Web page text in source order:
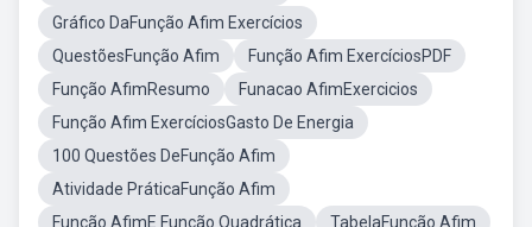
Gráfico DaFunção Afim Exercícios
QuestõesFunção Afim
Função Afim ExercíciosPDF
Função AfimResumo
Funacao AfimExercicios
Função Afim ExercíciosGasto De Energia
100 Questões DeFunção Afim
Atividade PráticaFunção Afim
Função AfimE Função Quadrática
TabelaFunção Afim